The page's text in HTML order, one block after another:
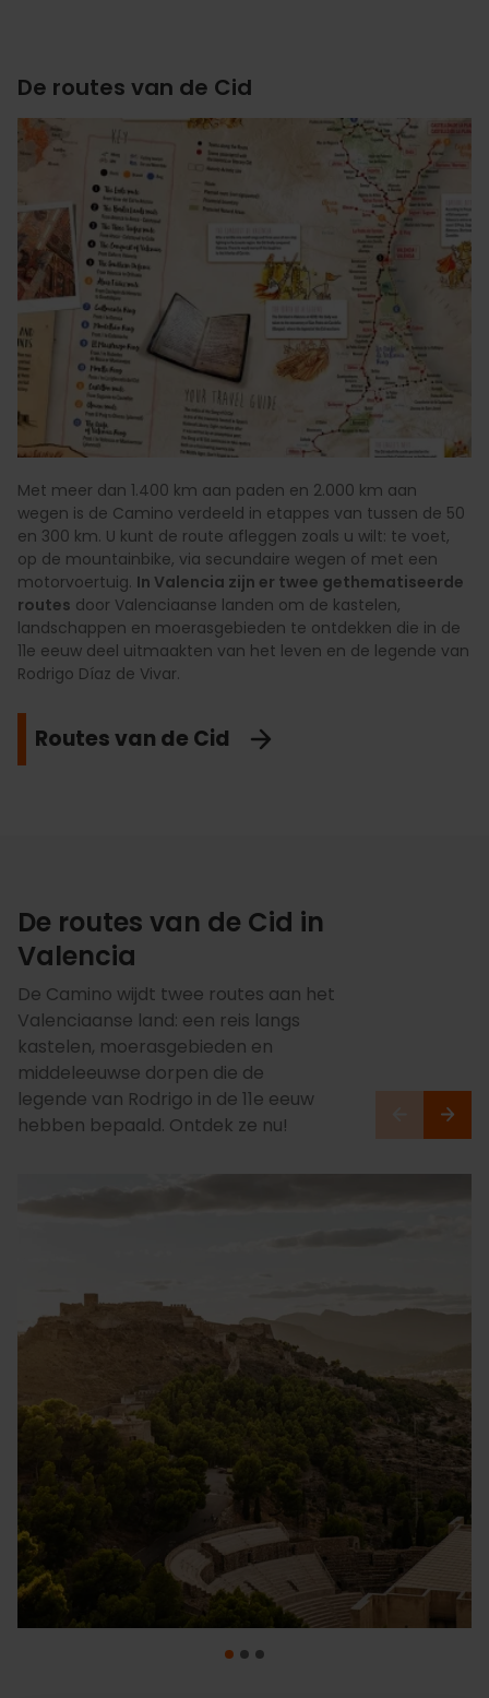
De routes van de Cid
Met meer dan 1.400 km aan paden en 2.000 km aan
wegen is de Camino verdeeld in etappes van tussen de 50
en 300 km. U kunt de route afleggen zoals u wilt: te voet,
op de mountainbike, via secundaire wegen of met een
motorvoertuig. In Valencia zijn er twee gethematiseerde
routes door Valenciaanse landen om de kastelen,
landschappen en moerasgebieden te ontdekken die in de
11e eeuw deel uitmaakten van het leven en de legende van
Rodrigo Díaz de Vivar.
Routes van de Cid
De routes van de Cid in
Valencia
De Camino wijdt twee routes aan het
Valenciaanse land: een reis langs
kastelen, moerasgebieden en
middeleeuwse dorpen die de
legende van Rodrigo in de 11e eeuw
hebben bepaald. Ontdek ze nu!